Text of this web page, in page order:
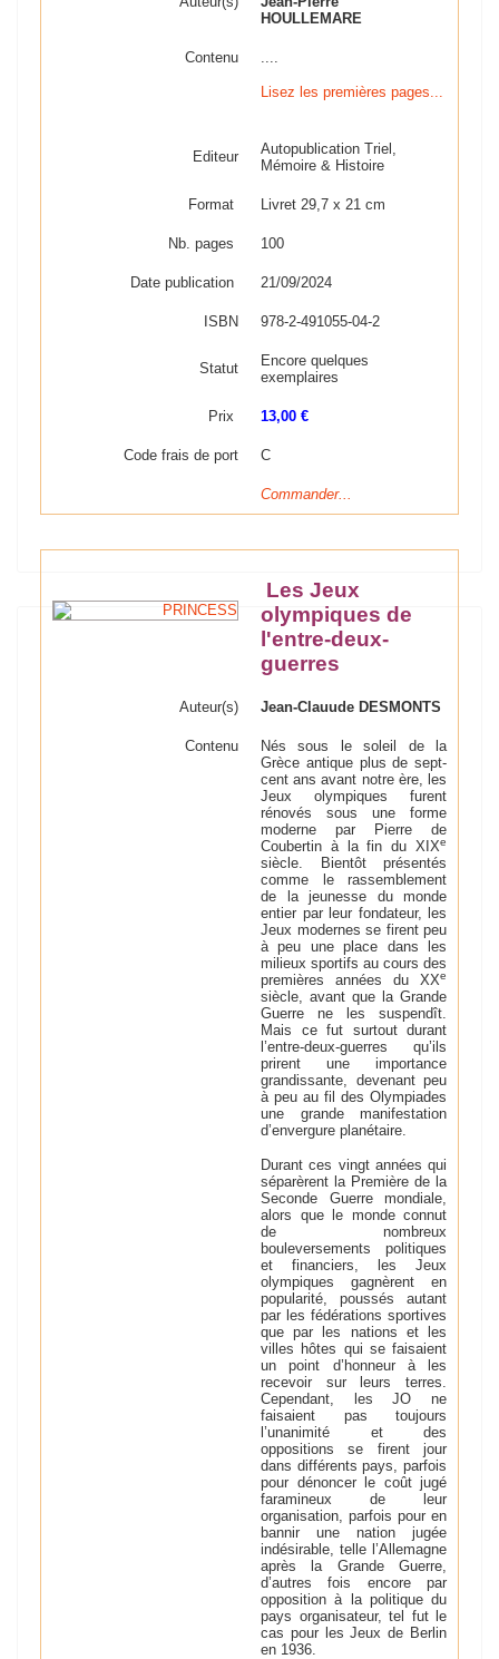
HOULLEMARE
Contenu ....
Lisez les premières pages...
Editeur
Autopublication Triel,
Mémoire & Histoire
Format Livret 29,7 x 21 cm
Nb. pages 100
Date publication 21/09/2024
ISBN 978-2-491055-04-2
Statut
Encore quelques
exemplaires
Prix 13,00 €
Code frais de port C
Commander...
Les Jeux
olympiques de
l'entre-deux-
guerres
Auteur(s) Jean-Clauude DESMONTS
Contenu
Nés sous le soleil de la
Grèce antique plus de sept-
cent ans avant notre ère, les
Jeux olympiques furent
rénovés sous une forme
moderne par Pierre de
Coubertin à la fin du XIXe
siècle. Bientôt présentés
comme le rassemblement
de la jeunesse du monde
entier par leur fondateur, les
Jeux modernes se firent peu
à peu une place dans les
milieux sportifs au cours des
premières années du XXe
siècle, avant que la Grande
Guerre ne les suspendît.
Mais ce fut surtout durant
l’entre-deux-guerres qu’ils
prirent une importance
grandissante, devenant peu
à peu au fil des Olympiades
une grande manifestation
d’envergure planétaire.
Durant ces vingt années qui
séparèrent la Première de la
Seconde Guerre mondiale,
alors que le monde connut
de nombreux
bouleversements politiques
et financiers, les Jeux
olympiques gagnèrent en
popularité, poussés autant
par les fédérations sportives
que par les nations et les
villes hôtes qui se faisaient
un point d’honneur à les
recevoir sur leurs terres.
Cependant, les JO ne
faisaient pas toujours
l’unanimité et des
oppositions se firent jour
dans différents pays, parfois
pour dénoncer le coût jugé
faramineux de leur
organisation, parfois pour en
bannir une nation jugée
indésirable, telle l’Allemagne
après la Grande Guerre,
d’autres fois encore par
opposition à la politique du
pays organisateur, tel fut le
cas pour les Jeux de Berlin
en 1936.